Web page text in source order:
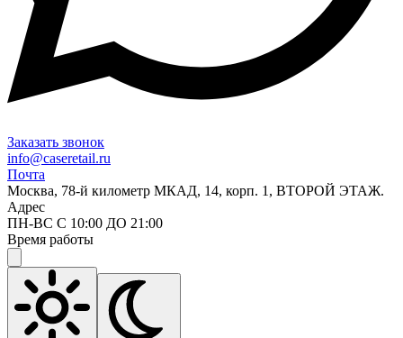
Заказать звонок
info@caseretail.ru
Почта
Москва, 78-й километр МКАД, 14, корп. 1, ВТОРОЙ ЭТАЖ.
Адрес
ПН-ВС С 10:00 ДО 21:00
Время работы